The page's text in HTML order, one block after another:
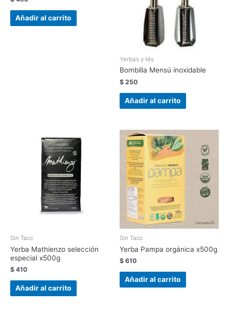
Añadir al carrito
Yerbas y tés
Bombilla Mensú inoxidable
$ 250
Añadir al carrito
Sin Tacc
Yerba Mathienzo selección
especial x500g
$ 410
Añadir al carrito
Sin Tacc
Yerba Pampa orgánica x500g
$ 610
Añadir al carrito